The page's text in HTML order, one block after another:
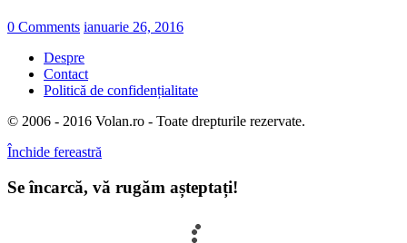
0 Comments ianuarie 26, 2016
Despre
Contact
Politică de confidențialitate
© 2006 - 2016 Volan.ro - Toate drepturile rezervate.
Închide fereastră
Se încarcă, vă rugăm așteptați!